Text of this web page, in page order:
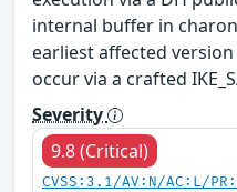
internal buffer in
earliest affected version
occur via a crafted
Severity
9.8 (Critical)
CVSS:3.1/AV:N/AC:L/